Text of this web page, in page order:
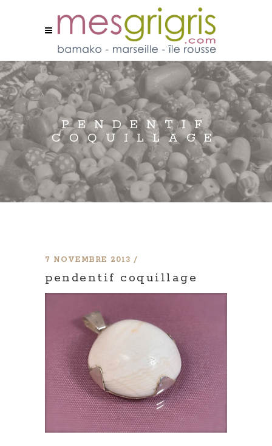
PENDENTIF
COQUILLAGE
7 NOVEMBRE 2013
pendentif coquillage